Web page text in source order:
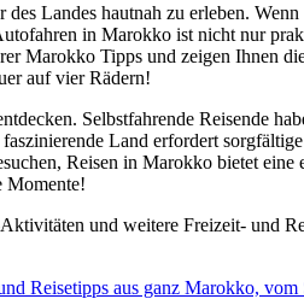
Landes hautnah zu erleben.
in Marokko ist nicht nur
Marokko Tipps und zeigen Ihnen
auf vier Rädern!
Selbstfahrende Reisende
Land erfordert
Reisen in Marokko bietet eine
Momente!
und weitere Freizeit- und
Reisetipps aus ganz Marokko, vom